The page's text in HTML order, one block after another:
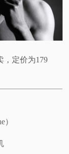
，定价为179